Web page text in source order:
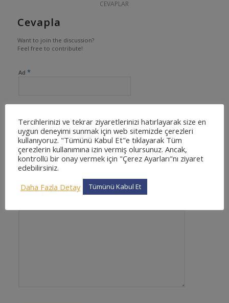
CEVAPLAR
Cevapla
Want to join the discussion?
Feel free to contribute!
Ad *
E-posta*
İnternet sitesi
Tercihlerinizi ve tekrar ziyaretlerinizi hatırlayarak size en
uygun deneyimi sunmak için web sitemizde çerezleri
kullanıyoruz. "Tümünü Kabul Et"e tıklayarak Tüm
çerezlerin kullanımına izin vermiş olursunuz. Ancak,
kontrollü bir onay vermek için "Çerez Ayarları"nı ziyaret
edebilirsiniz.
Daha Fazla Detay
Tümünü Kabul Et